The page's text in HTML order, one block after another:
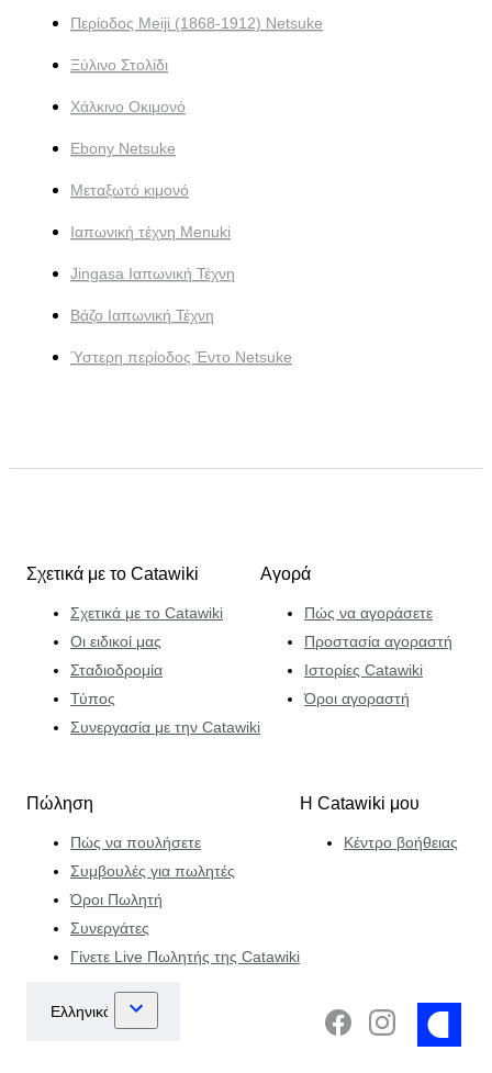
Περίοδος Meiji (1868-1912) Netsuke
Ξύλινο Στολίδι
Χάλκινο Οκιμονό
Ebony Netsuke
Μεταξωτό κιμονό
Ιαπωνική τέχνη Menuki
Jingasa Ιαπωνική Τέχνη
Βάζο Ιαπωνική Τέχνη
Ύστερη περίοδος Έντο Netsuke
Σχετικά με το Catawiki
Σχετικά με το Catawiki
Οι ειδικοί μας
Σταδιοδρομία
Τύπος
Συνεργασία με την Catawiki
Αγορά
Πώς να αγοράσετε
Προστασία αγοραστή
Ιστορίες Catawiki
Όροι αγοραστή
Πώληση
Πώς να πουλήσετε
Συμβουλές για πωλητές
Όροι Πωλητή
Συνεργάτες
Γίνετε Live Πωλητής της Catawiki
Η Catawiki μου
Κέντρο βοήθειας